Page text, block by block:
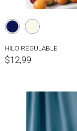
HILO REGULABLE
$12,99